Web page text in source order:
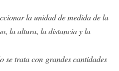
la unidad de medida de la
la altura, la distancia y la
se trata con grandes cantidades